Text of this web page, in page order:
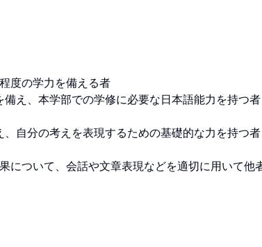
度の学力を備える者
え、本学部での学修に必要な日本語能力を持つ者
自分の考えを表現するための基礎的な力を持つ者
について、会話や文章表現などを適切に用いて他